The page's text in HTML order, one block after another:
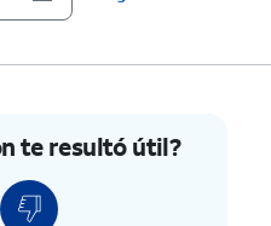
te resultó útil?